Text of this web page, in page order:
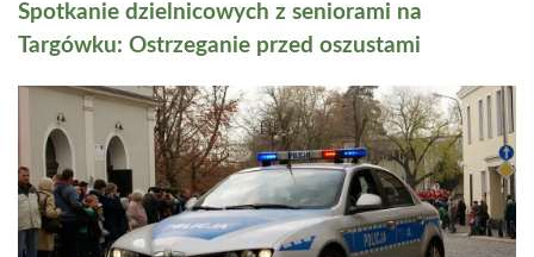
Spotkanie dzielnicowych z seniorami na
Targówku: Ostrzeganie przed oszustami